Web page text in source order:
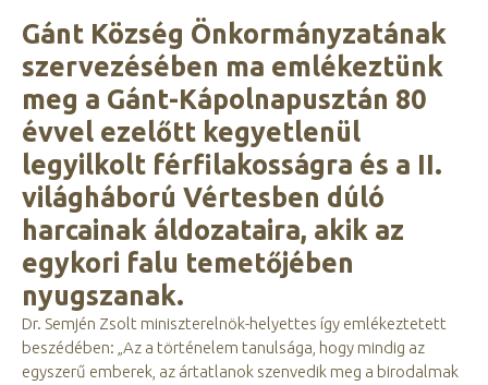
Gánt Község Önkormányzatának
szervezésében ma emlékeztünk
meg a Gánt-Kápolnapusztán 80
évvel ezelőtt kegyetlenül
legyilkolt férfilakosságra és a II.
világháború Vértesben dúló
harcainak áldozataira, akik az
egykori falu temetőjében
nyugszanak.
Dr. Semjén Zsolt miniszterelnök-helyettes így emlékeztetett
beszédében: „Az a történelem tanulsága, hogy mindig az
egyszerű emberek, az ártatlanok szenvedik meg a birodalmak